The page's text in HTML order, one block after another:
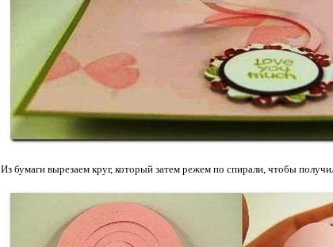
Из бумаги вырезаем круг, который затем режем по спирали, чтобы